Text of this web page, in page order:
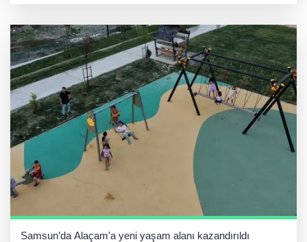
Samsun’da Alaçam'a yeni yaşam alanı kazandırıldı